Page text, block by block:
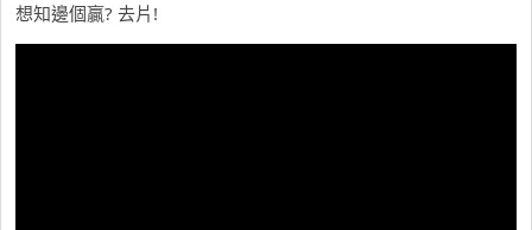
想知邊個贏? 去片!